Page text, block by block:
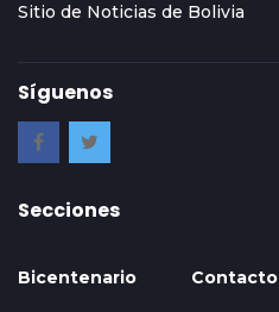
Sitio de Noticias de Bolivia
Síguenos
Secciones
Bicentenario Contacto